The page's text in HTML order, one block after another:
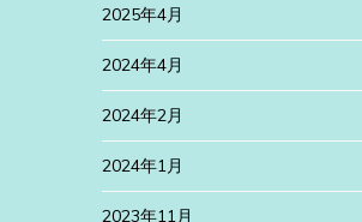
2025年4月
2024年4月
2024年2月
2024年1月
2023年11月